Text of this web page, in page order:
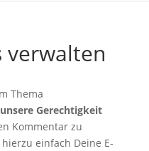
verwalten
Thema
Gerechtigkeit
Kommentar zu
einfach Deine E-